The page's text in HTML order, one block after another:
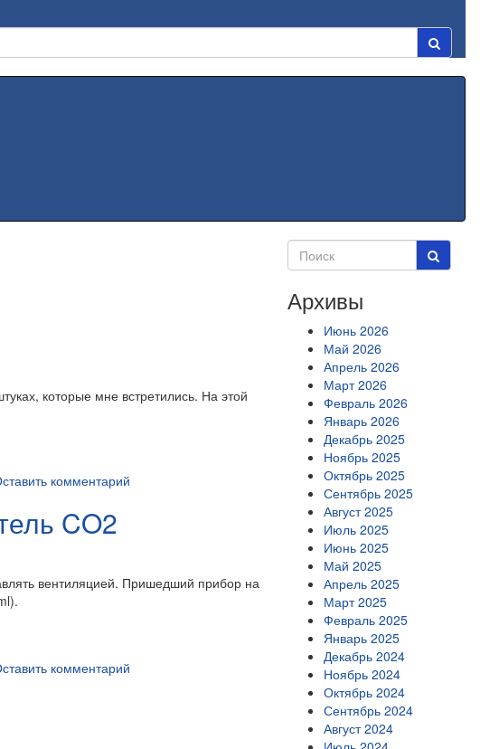
которые мне встретились. На этой
комментарий
CO2
вентиляцией. Пришедший прибор на
комментарий
Архивы
Июнь 2026
Май 2026
Апрель 2026
Март 2026
Февраль 2026
Январь 2026
Декабрь 2025
Ноябрь 2025
Октябрь 2025
Сентябрь 2025
Август 2025
Июль 2025
Июнь 2025
Май 2025
Апрель 2025
Март 2025
Февраль 2025
Январь 2025
Декабрь 2024
Ноябрь 2024
Октябрь 2024
Сентябрь 2024
Август 2024